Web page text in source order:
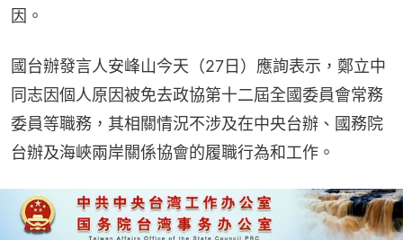
因。
國台辦發言人安峰山今天（27日）應詢表示，鄭立中
同志因個人原因被免去政協第十二屆全國委員會常務
委員等職務，其相關情況不涉及在中央台辦、國務院
台辦及海峽兩岸關係協會的履職行為和工作。